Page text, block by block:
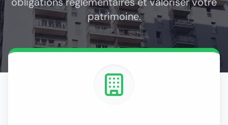
patrimoine.